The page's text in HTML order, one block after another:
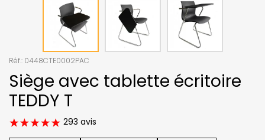
Réf.: 0448CTE0002PAC
Siège avec tablette écritoire
TEDDY T
293 avis